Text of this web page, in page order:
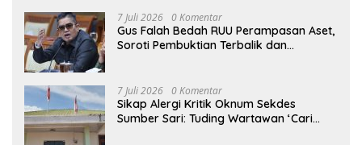
7 Juli 2026 0 Komentar
Gus Falah Bedah RUU Perampasan Aset,
Soroti Pembuktian Terbalik dan
7 Juli 2026 0 Komentar
Sikap Alergi Kritik Oknum Sekdes
Sumber Sari: Tuding Wartawan ‘Cari